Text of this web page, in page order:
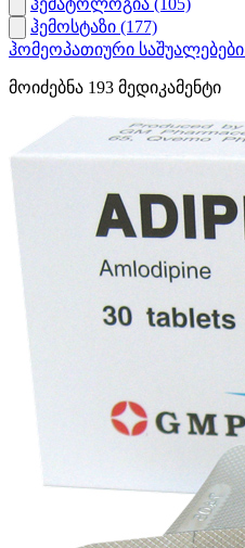
ჰემოსტაზი (177)
ჰომეოპათიური საშუალებები
მოიძებნა 193 მედიკამენტი